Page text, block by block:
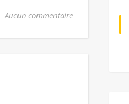
Aucun commentaire